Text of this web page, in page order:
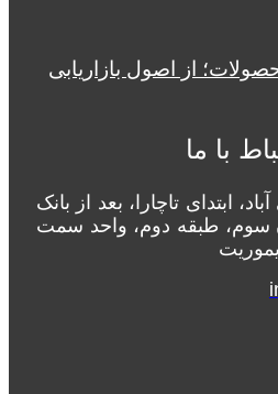
از اصول بازاریابی
با ما
ابتدای تاچارا، بعد از بانک
سوم، طبقه دوم، واحد سمت